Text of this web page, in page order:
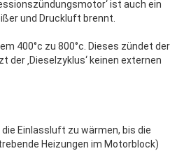
ist auch ein
und Druckluft brennt.
400°c zu 800°c. Dieses zündet der
der ‚Dieselzyklus‘ keinen externen
Einlassluft zu wärmen, bis die
Heizungen im Motorblock)